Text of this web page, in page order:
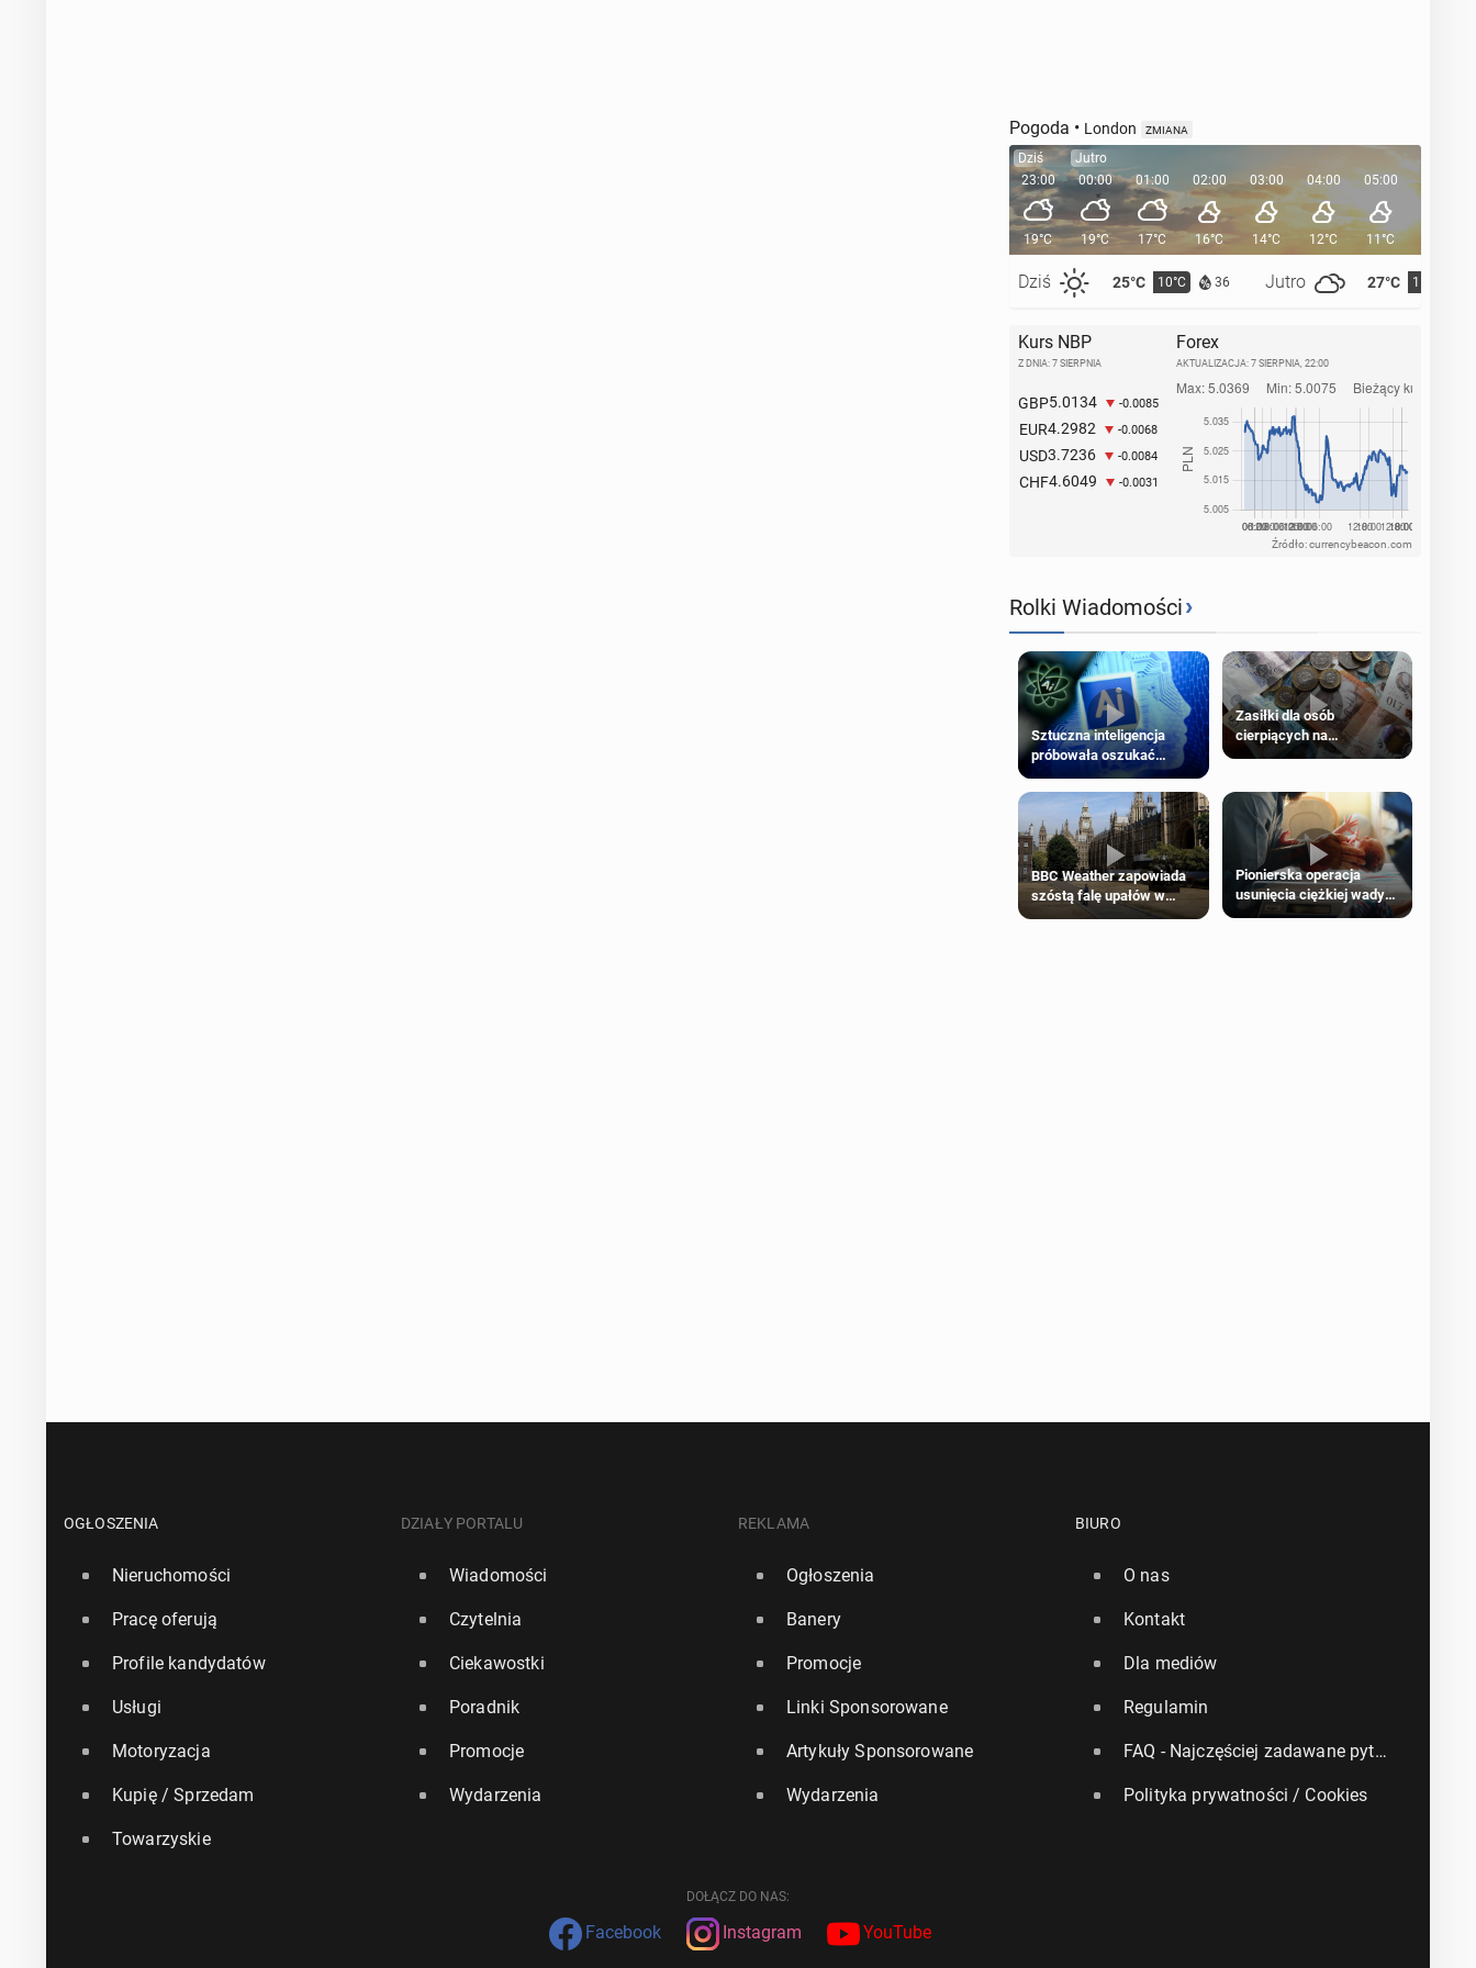
Pogoda • London ZMIANA
Dziś
23:00
19°C
Dziś 25°C 10°C 36 Jutro 27°C 11°C
Jutro
00:00
19°C
01:00
17°C
02:00
16°C
03:00
14°C
04:00
12°C
05:00
11°C
Kurs NBP
Z DNIA: 7 SIERPNIA
GBP5.0134 -0.0085
EUR4.2982 -0.0068
USD3.7236 -0.0084
CHF4.6049 -0.0031
Forex
AKTUALIZACJA: 7 SIERPNIA, 22:00
Źródło: currencybeacon.com
Rolki Wiadomości›
Sztuczna inteligencja
próbowała oszukać
człowieka
Zasiłki dla osób
cierpiących na
schorzenia psychiczne
BBC Weather zapowiada
szóstą falę upałów w
Londynie
Pionierska operacja
usunięcia ciężkiej wady
wrodzonej płodu w łonie
OGŁOSZENIA
Nieruchomości
Pracę oferują
Profile kandydatów
Usługi
Motoryzacja
Kupię / Sprzedam
Towarzyskie
DZIAŁY PORTALU
Wiadomości
Czytelnia
Ciekawostki
Poradnik
Promocje
Wydarzenia
REKLAMA
Ogłoszenia
Banery
Promocje
Linki Sponsorowane
Artykuły Sponsorowane
Wydarzenia
BIURO
O nas
Kontakt
Dla mediów
Regulamin
FAQ - Najczęściej zadawane pytania
Polityka prywatności / Cookies
DOŁĄCZ DO NAS:
Facebook Instagram YouTube